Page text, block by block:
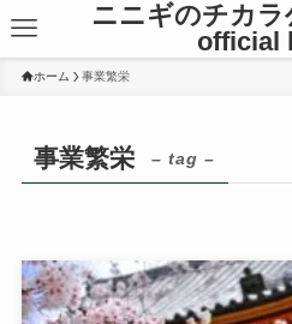
ニニギのチカ
official
ホーム 事業繁栄
事業繁栄 – tag –